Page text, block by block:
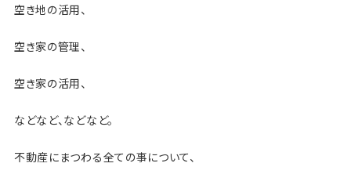
空き地の活用、
空き家の管理、
空き家の活用、
などなど、などなど。
不動産にまつわる全ての事について、